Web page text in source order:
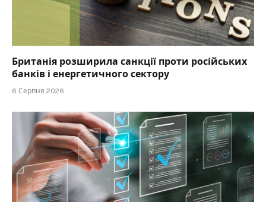
Британія розширила санкції проти російських
банків і енергетичного сектору
6 Серпня 2026